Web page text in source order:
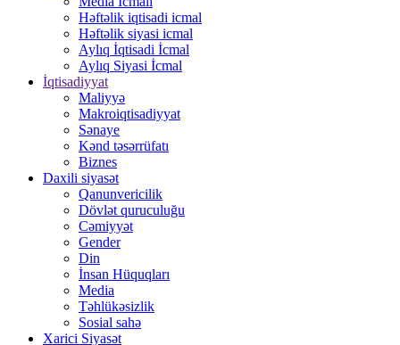
Həftəlik iqtisadi icmal
Həftəlik siyasi icmal
Aylıq İqtisadi İcmal
Aylıq Siyasi İcmal
İqtisadiyyat
Maliyyə
Makroiqtisadiyyat
Sənaye
Kənd təsərrüfatı
Biznes
Daxili siyasət
Qanunvericilik
Dövlət quruculuğu
Cəmiyyət
Gender
Din
İnsan Hüquqları
Media
Təhlükəsizlik
Sosial sahə
Xarici Siyasət